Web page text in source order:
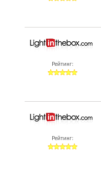
Рейтинг:
Рейтинг: